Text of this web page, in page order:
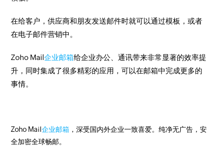
在给客户，供应商和朋友发送邮件时就可以通过模板，或者
在电子邮件营销中。
Zoho Mail企业邮箱给企业办公、通讯带来非常显著的效率提
升，同时集成了很多精彩的应用，可以在邮箱中完成更多的
事情。
Zoho Mail企业邮箱 ，深受国内外企业一致喜爱。纯净无广告，安
全加密全球畅邮。